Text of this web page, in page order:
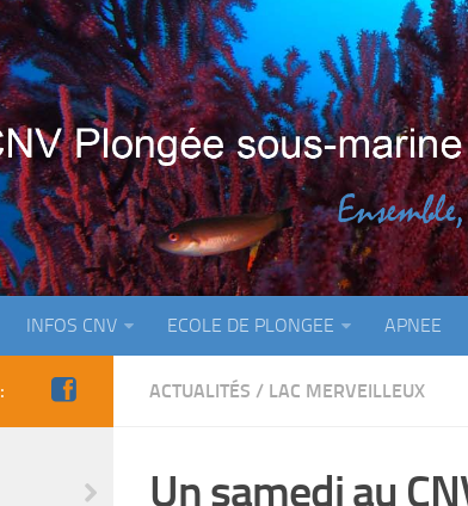
INFOS CNV ECOLE DE PLONGEE APNEE
ACTUALITÉS / LAC MERVEILLEUX
Un samedi au